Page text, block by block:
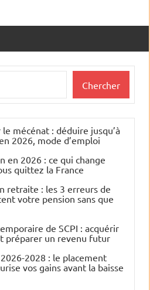
Chercher
mécénat : déduire jusqu’à
2026, mode d’emploi
en 2026 : ce qui change
quittez la France
retraite : les 3 erreurs de
votre pension sans que
de SCPI : acquérir
préparer un revenu futur
2028 : le placement
vos gains avant la baisse